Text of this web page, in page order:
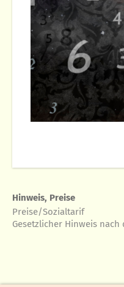
Hinweis, Preise
Preise/Sozialtarif
Gesetzlicher Hinweis